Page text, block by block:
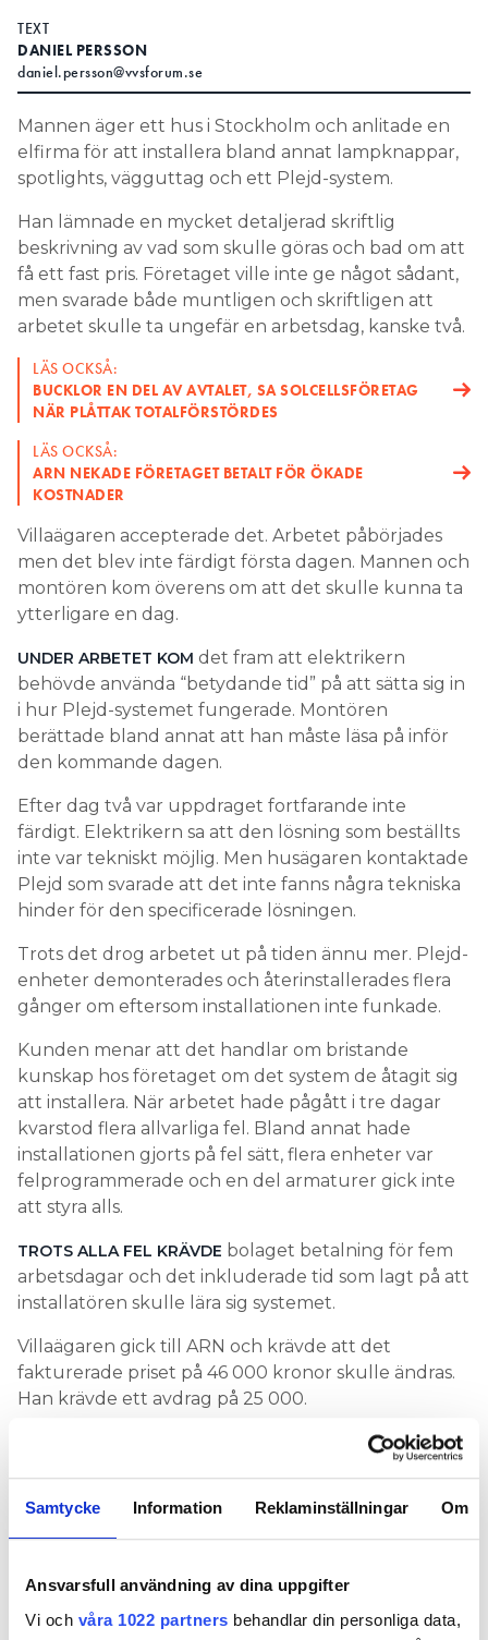
Samtycke Information Reklaminställningar Om
Ansvarsfull användning av dina uppgifter
Vi och våra 1022 partners behandlar din personliga data,
TEXT
DANIEL PERSSON
daniel.persson@vvsforum.se
Mannen äger ett hus i Stockholm och anlitade en
elfirma för att installera bland annat lampknappar,
spotlights, vägguttag och ett Plejd-system.
Han lämnade en mycket detaljerad skriftlig
beskrivning av vad som skulle göras och bad om att
få ett fast pris. Företaget ville inte ge något sådant,
men svarade både muntligen och skriftligen att
arbetet skulle ta ungefär en arbetsdag, kanske två.
LÄS OCKSÅ:
BUCKLOR EN DEL AV AVTALET, SA SOLCELLSFÖRETAG
NÄR PLÅTTAK TOTALFÖRSTÖRDES
LÄS OCKSÅ:
ARN NEKADE FÖRETAGET BETALT FÖR ÖKADE
KOSTNADER
Villaägaren accepterade det. Arbetet påbörjades
men det blev inte färdigt första dagen. Mannen och
montören kom överens om att det skulle kunna ta
ytterligare en dag.
UNDER ARBETET KOM det fram att elektrikern
behövde använda “betydande tid” på att sätta sig in
i hur Plejd-systemet fungerade. Montören
berättade bland annat att han måste läsa på inför
den kommande dagen.
Efter dag två var uppdraget fortfarande inte
färdigt. Elektrikern sa att den lösning som beställts
inte var tekniskt möjlig. Men husägaren kontaktade
Plejd som svarade att det inte fanns några tekniska
hinder för den specificerade lösningen.
Trots det drog arbetet ut på tiden ännu mer. Plejd-
enheter demonterades och återinstallerades flera
gånger om eftersom installationen inte funkade.
Kunden menar att det handlar om bristande
kunskap hos företaget om det system de åtagit sig
att installera. När arbetet hade pågått i tre dagar
kvarstod flera allvarliga fel. Bland annat hade
installationen gjorts på fel sätt, flera enheter var
felprogrammerade och en del armaturer gick inte
att styra alls.
TROTS ALLA FEL KRÄVDE bolaget betalning för fem
arbetsdagar och det inkluderade tid som lagt på att
installatören skulle lära sig systemet.
Villaägaren gick till ARN och krävde att det
fakturerade priset på 46 000 kronor skulle ändras.
Han krävde ett avdrag på 25 000.
Motparten vill inte dra av något på priset. Efter att
medarbetarnas kompetens. Alla som jobbade hos
honom är utbildade elektriker. Företaget har låtit
genomgången visar att installationen i huvudsak är
korrekt utförd. Vissa justeringar har gjorts med